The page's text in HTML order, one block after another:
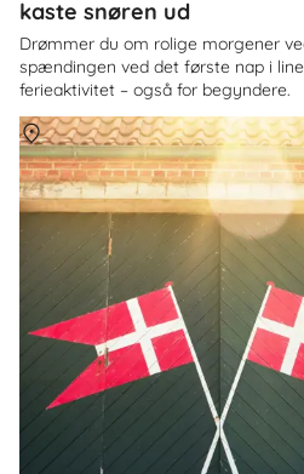
kaste snøren ud
Drømmer du om rolige morgener
spændingen ved det første nap i
ferieaktivitet – også for begyndere.
OmDanmark